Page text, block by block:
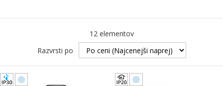
12 elementov
Razvrsti po